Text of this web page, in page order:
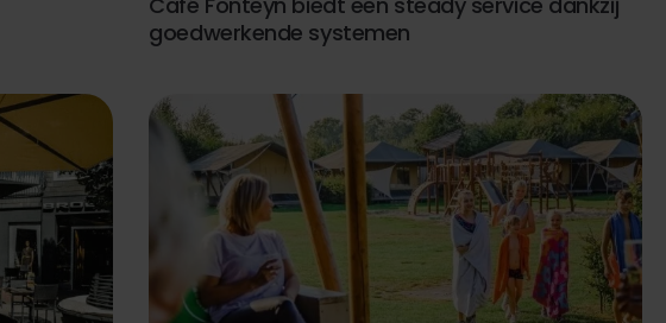
goedwerkende systemen